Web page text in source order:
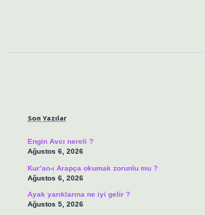
Son Yazılar
Engin Avcı nereli ?
Ağustos 6, 2026
Kur’an-ı Arapça okumak zorunlu mu ?
Ağustos 6, 2026
Ayak yarıklarına ne iyi gelir ?
Ağustos 5, 2026